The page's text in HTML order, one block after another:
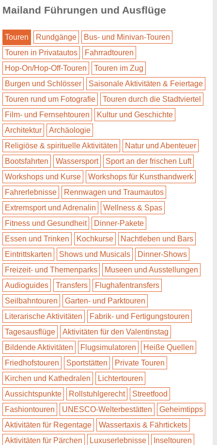
Mailand Führungen und Ausflüge
Touren Rundgänge
Bus- und Minivan-Touren
Touren in Privatautos
Fahrradtouren
Hop-On/Hop-Off-Touren
Touren im Zug
Burgen und Schlösser
Saisonale Aktivitäten & Feiertage
Touren rund um Fotografie
Touren durch die Stadtviertel
Film- und Fernsehtouren
Kultur und Geschichte
Architektur
Archäologie
Religiöse & spirituelle Aktivitäten
Natur und Abenteuer
Bootsfahrten
Wassersport
Sport an der frischen Luft
Workshops und Kurse
Workshops für Kunsthandwerk
Fahrerlebnisse
Rennwagen und Traumautos
Extremsport und Adrenalin
Wellness & Spas
Fitness und Gesundheit
Dinner-Pakete
Essen und Trinken
Kochkurse
Nachtleben und Bars
Eintrittskarten
Shows und Musicals
Dinner-Shows
Freizeit- und Themenparks
Museen und Ausstellungen
Audioguides
Transfers
Flughafentransfers
Seilbahntouren
Garten- und Parktouren
Literarische Aktivitäten
Fabrik- und Fertigungstouren
Tagesausflüge
Aktivitäten für den Valentinstag
Bildende Aktivitäten
Flugsimulatoren
Heiße Quellen
Friedhofstouren
Sportstätten
Private Touren
Kirchen und Kathedralen
Lichtertouren
Aussichtspunkte
Rollstuhlgerecht
Streetfood
Fashiontouren
UNESCO-Welterbestätten
Geheimtipps
Aktivitäten für Regentage
Wassertaxis & Fährtickets
Aktivitäten für Pärchen
Luxuserlebnisse
Inseltouren